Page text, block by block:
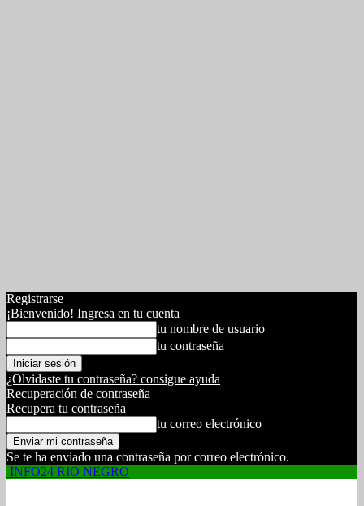
Registrarse
¡Bienvenido! Ingresa en tu cuenta
tu nombre de usuario
tu contraseña
¿Olvidaste tu contraseña? consigue ayuda
Recuperación de contraseña
Recupera tu contraseña
tu correo electrónico
Se te ha enviado una contraseña por correo electrónico.
INFO24 RIO NEGRO